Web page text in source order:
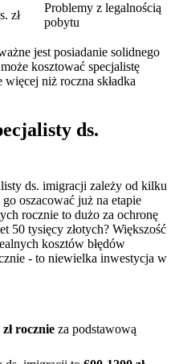
zł
Problemy z legalnością
pobytu
jest posiadanie solidnego
kosztować specjalistę
niż roczna składka
ds.
ds. imigracji zależy od kilku
oszacować już na etapie
rocznie to dużo za ochronę
50 tysięcy złotych? Większość
kosztów błędów
- to niewielka inwestycja w
zł rocznie za podstawową